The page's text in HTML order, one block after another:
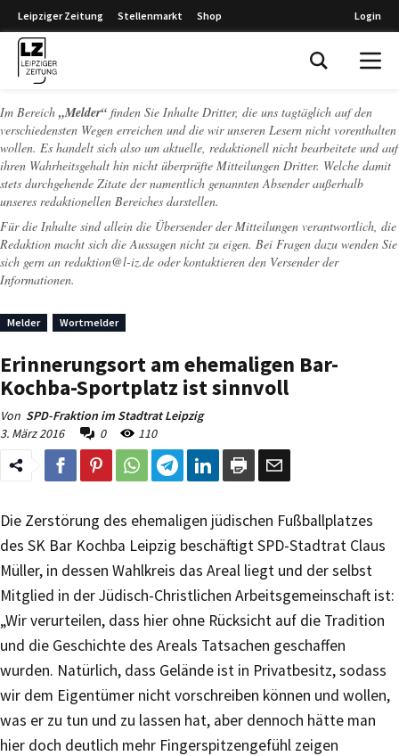
Leipziger Zeitung Stellenmarkt Shop Login
Im Bereich „Melder“ finden Sie Inhalte Dritter, die uns tagtäglich auf den
verschiedensten Wegen erreichen und die wir unseren Lesern nicht vorenthalten
wollen. Es handelt sich also um aktuelle, redaktionell nicht bearbeitete und auf
ihren Wahrheitsgehalt hin nicht überprüfte Mitteilungen Dritter. Welche damit
stets durchgehende Zitate der namentlich genannten Absender außerhalb
unseres redaktionellen Bereiches darstellen.
Für die Inhalte sind allein die Übersender der Mitteilungen verantwortlich, die
Redaktion macht sich die Aussagen nicht zu eigen. Bei Fragen dazu wenden Sie
sich gern an redaktion@l-iz.de oder kontaktieren den Versender der
Informationen.
Melder Wortmelder
Erinnerungsort am ehemaligen Bar-
Kochba-Sportplatz ist sinnvoll
Von SPD-Fraktion im Stadtrat Leipzig
3. März 2016
0 110
Die Zerstörung des ehemaligen jüdischen Fußballplatzes
des SK Bar Kochba Leipzig beschäftigt SPD-Stadtrat Claus
Müller, in dessen Wahlkreis das Areal liegt und der selbst
Mitglied in der Jüdisch-Christlichen Arbeitsgemeinschaft ist:
„Wir verurteilen, dass hier ohne Rücksicht auf die Tradition
und die Geschichte des Areals Tatsachen geschaffen
wurden. Natürlich, dass Gelände ist in Privatbesitz, sodass
wir dem Eigentümer nicht vorschreiben können und wollen,
was er zu tun und zu lassen hat, aber dennoch hätte man
hier doch deutlich mehr Fingerspitzengefühl zeigen